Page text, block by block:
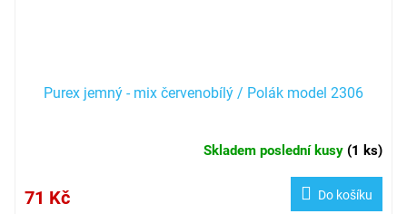
Purex jemný - mix červenobílý / Polák model 2306
Skladem poslední kusy (1 ks)
71 Kč Do košíku